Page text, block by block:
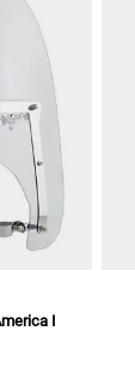
I